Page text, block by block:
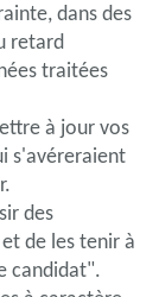
dans des
retard
traitées
à jour vos
s'avéreraient
des
de les tenir à
candidat".